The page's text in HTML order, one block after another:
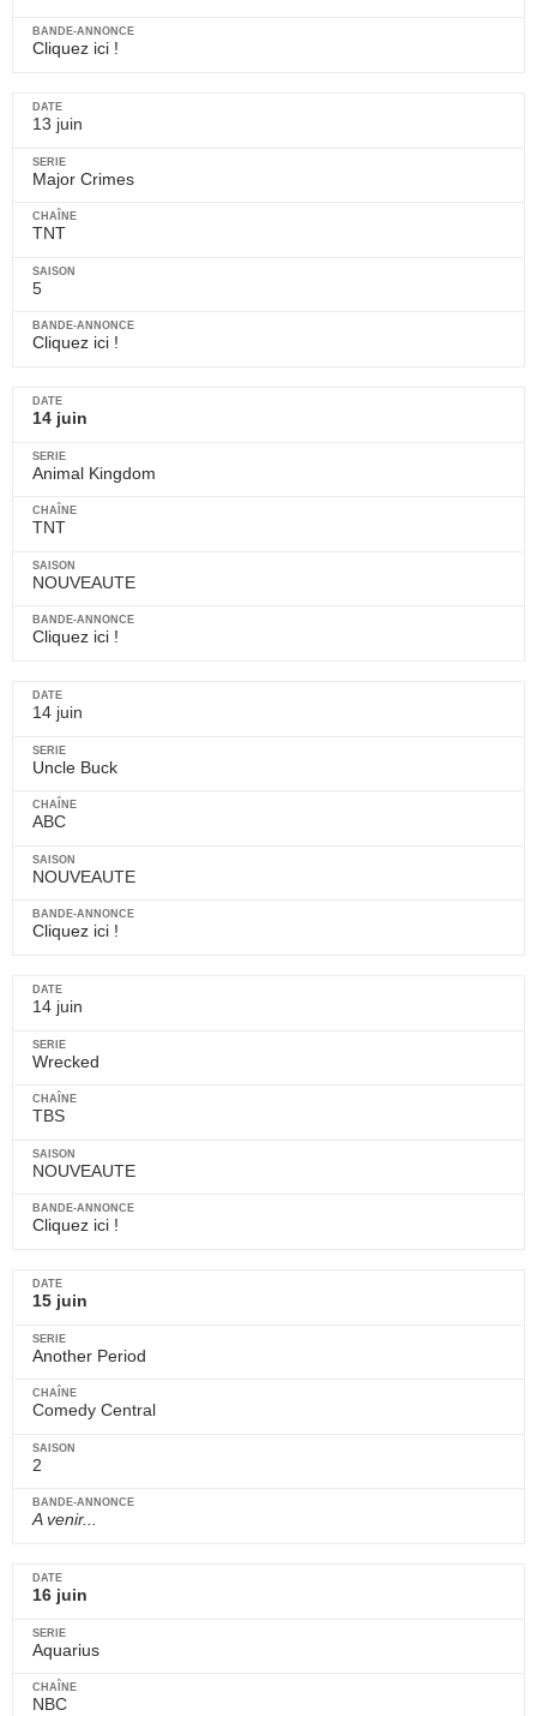
Cliquez ici !
13 juin
Major Crimes
TNT
5
Cliquez ici !
14 juin
Animal Kingdom
TNT
NOUVEAUTE
Cliquez ici !
14 juin
Uncle Buck
ABC
NOUVEAUTE
Cliquez ici !
14 juin
Wrecked
TBS
NOUVEAUTE
Cliquez ici !
15 juin
Another Period
Comedy Central
2
A venir...
16 juin
Aquarius
NBC